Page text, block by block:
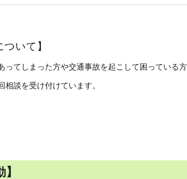
ついて】
ってしまった方や交通事故を起こして困っている方
談を受け付けています。